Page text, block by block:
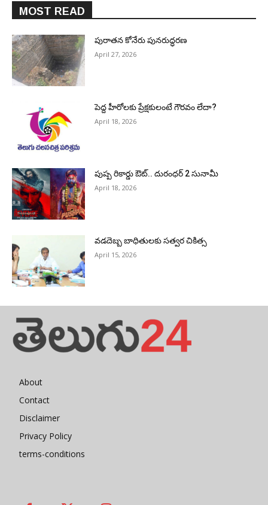
MOST READ
పురాత‌న కోనేరు పున‌రుద్ధ‌ర‌ణ
April 27, 2026
పెద్ద హీరోల‌కు ప్రేక్ష‌కులంటే గౌర‌వం లేదా?
April 18, 2026
పుష్ప రికార్డు ఔట్‌.. దురంధ‌ర్ 2 సునామీ
April 18, 2026
వడదెబ్బ బాధితులకు సత్వర చికిత్స
April 15, 2026
About
Contact
Disclaimer
Privacy Policy
terms-conditions